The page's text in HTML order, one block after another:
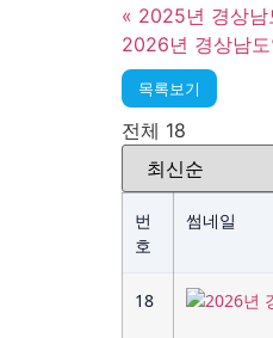
« 2025년 경상남
2026년 경상남
목록보기
전체 18
번
호
썸네일
18